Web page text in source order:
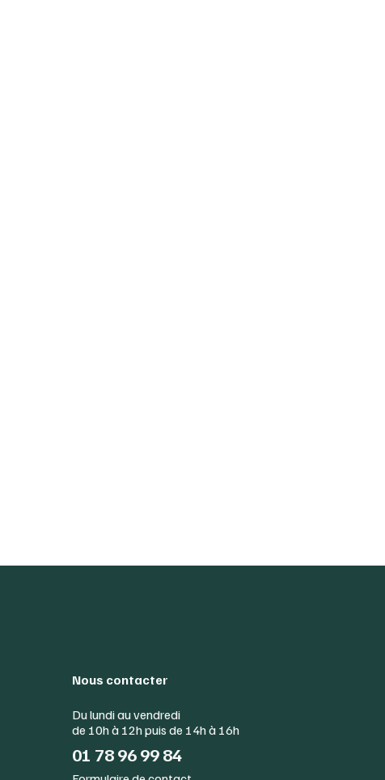
Nous contacter
Du lundi au vendredi
de 10h à 12h puis de 14h à 16h
01 78 96 99 84